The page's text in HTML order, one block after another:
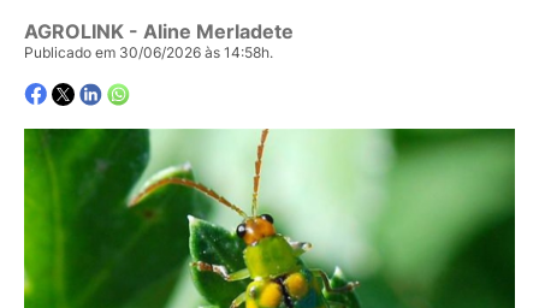
AGROLINK - Aline Merladete
Publicado em 30/06/2026 às 14:58h.